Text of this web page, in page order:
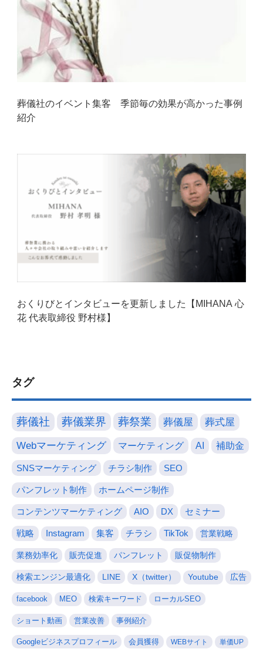
葬儀社のイベント集客 季節毎の効果が高かった事例
紹介
おくりびとインタビューを更新しました【MIHANA 心
花 代表取締役 野村様】
タグ
葬儀社 葬儀業界 葬祭業 葬儀屋 葬式屋
Webマーケティング マーケティング AI 補助金
SNSマーケティング チラシ制作 SEO
パンフレット制作 ホームページ制作
コンテンツマーケティング AIO DX セミナー
戦略 Instagram 集客 チラシ TikTok 営業戦略
業務効率化 販売促進 パンフレット 販促物制作
検索エンジン最適化 LINE X（twitter） Youtube 広告
facebook MEO 検索キーワード ローカルSEO
ショート動画 営業改善 事例紹介
Googleビジネスプロフィール 会員獲得 WEBサイト 単価UP